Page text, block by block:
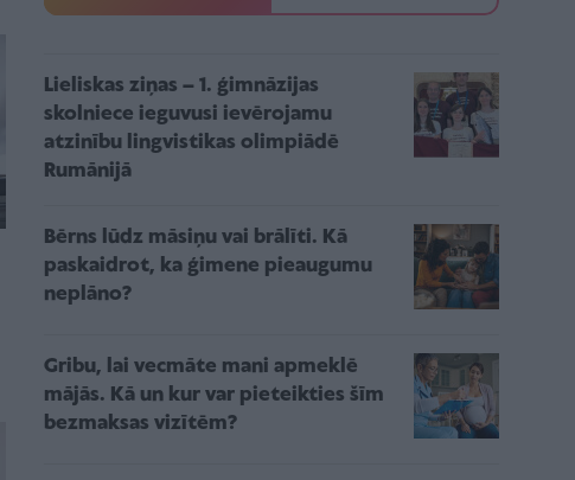
Lieliskas ziņas – 1. ģimnāzijas
skolniece ieguvusi ievērojamu
atzinību lingvistikas olimpiādē
Rumānijā
Bērns lūdz māsiņu vai brālīti. Kā
paskaidrot, ka ģimene pieaugumu
neplāno?
Gribu, lai vecmāte mani apmeklē
mājās. Kā un kur var pieteikties šīm
bezmaksas vizītēm?